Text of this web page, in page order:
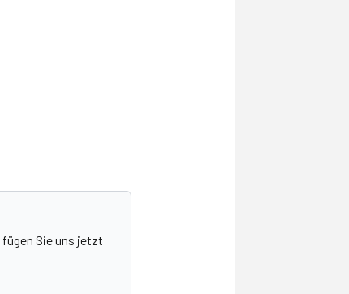
Sie uns jetzt